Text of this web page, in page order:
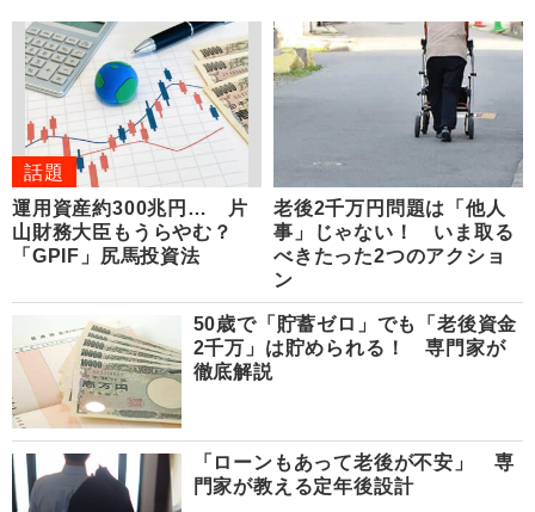
話題
運用資産約300兆円… 片
山財務大臣もうらやむ？
「GPIF」尻馬投資法
老後2千万円問題は「他人
事」じゃない！ いま取る
べきたった2つのアクショ
ン
50歳で「貯蓄ゼロ」でも「老後資金
2千万」は貯められる！ 専門家が
徹底解説
「ローンもあって老後が不安」 専
門家が教える定年後設計